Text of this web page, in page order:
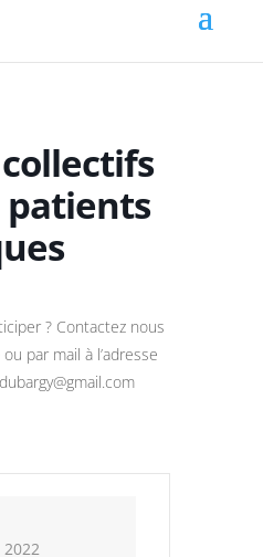
patients
? Contactez nous
par mail à l’adresse
2022